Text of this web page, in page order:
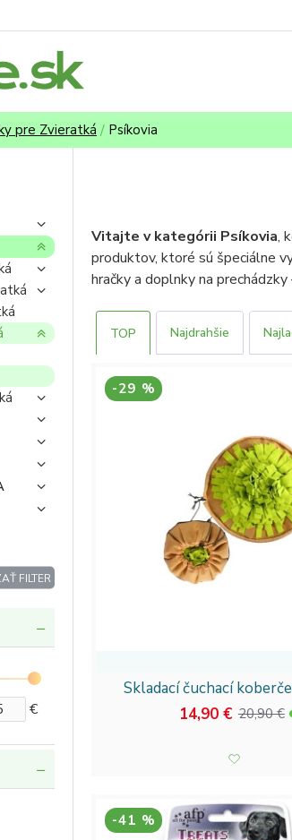
pre Zvieratká Psíkovia
FILTER
€
Vitajte v kategórii Psíkovia,
produktov, ktoré sú špeciálne
hračky a doplnky na
Kvalitné krmivo a
Praktické doplnky a
Zábavné a bezpečné
Ekologické produkty
Chcete, aby bol váš psík
určite nezabudnite navštíviť aj
jednom mieste a uľahčite si
vašim domácim zvieratám!
Staráte sa o svojho psíka s
každého zodpovedného
TOP Najdrahšie
-29 %
Skladací čuchací
14,90 € 20,90 €
-41 %